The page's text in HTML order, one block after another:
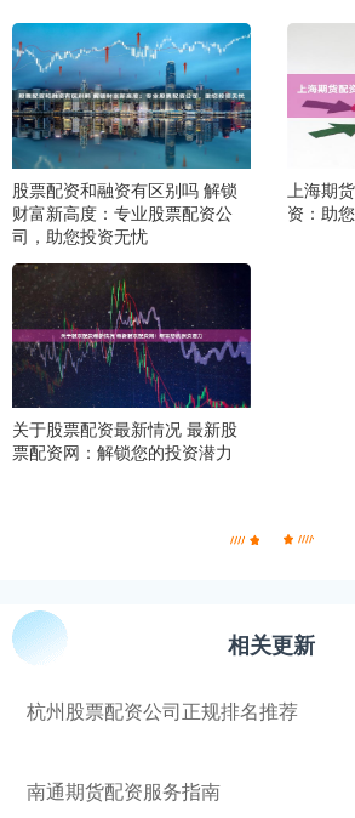
股票配资和融资有区别吗 解锁
财富新高度：专业股票配资公
司，助您投资无忧
上海期
资：助
关于股票配资最新情况 最新股
票配资网：解锁您的投资潜力
相关更新
杭州股票配资公司正规排名推荐
南通期货配资服务指南